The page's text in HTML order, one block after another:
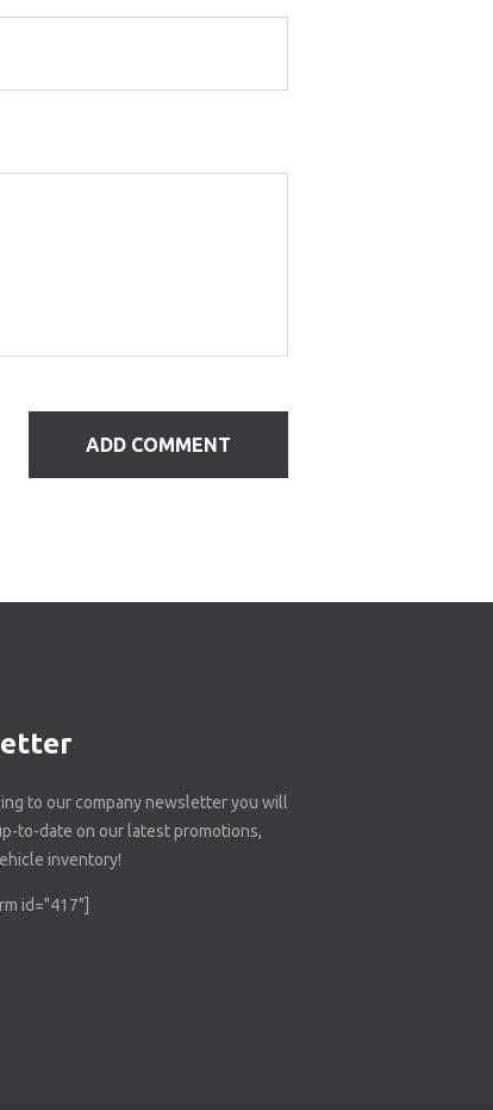
to our company newsletter you will
to-date on our latest promotions,
inventory!
id="417"]